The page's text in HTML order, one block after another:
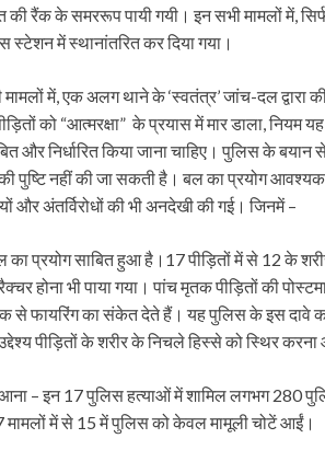
की रैंक के समररूप पायी गयी। इन सभी मामलों में,
स्टेशन में स्थानांतरित कर दिया गया।
मामलों में, एक अलग थाने के ‘स्वतंत्र’ जांच-दल
को “आत्मरक्षा” के प्रयास में मार डाला, नियम
और निर्धारित किया जाना चाहिए। पुलिस के
पुष्टि नहीं की जा सकती है। बल का प्रयोग
और अंतर्विरोधों की भी अनदेखी की गई। जिनमें –
का प्रयोग साबित हुआ है।17 पीड़ितों में से 12 के
होना भी पाया गया। पांच मृतक पीड़ितों की
से फायरिंग का संकेत देते हैं। यह पुलिस के इस दावे
पीड़ितों के शरीर के निचले हिस्से को स्थिर
– इन 17 पुलिस हत्याओं में शामिल लगभग 280
मामलों में से 15 में पुलिस को केवल मामूली चोटें आईं।